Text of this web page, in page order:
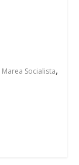
Marea Socialista,